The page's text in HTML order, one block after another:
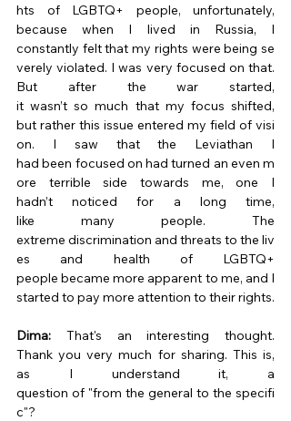
hts of LGBTQ+ people, unfortunately,
because when I lived in Russia, I
constantly felt that my rights were being se
verely violated. I was very focused on that.
But after the war started,
it wasn’t so much that my focus shifted,
but rather this issue entered my field of visi
on. I saw that the Leviathan I
had been focused on had turned an even m
ore terrible side towards me, one I
hadn’t noticed for a long time,
like many people. The
extreme discrimination and threats to the liv
es and health of LGBTQ+
people became more apparent to me, and I
started to pay more attention to their rights.
Dima: That's an interesting thought.
Thank you very much for sharing. This is,
as I understand it, a
question of "from the general to the specifi
c"?